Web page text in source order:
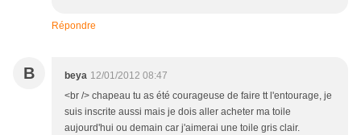
Répondre
B beya 12/01/2012 08:47
<br /> chapeau tu as été courageuse de faire tt l'entourage, je
suis inscrite aussi mais je dois aller acheter ma toile
aujourd'hui ou demain car j'aimerai une toile gris clair.